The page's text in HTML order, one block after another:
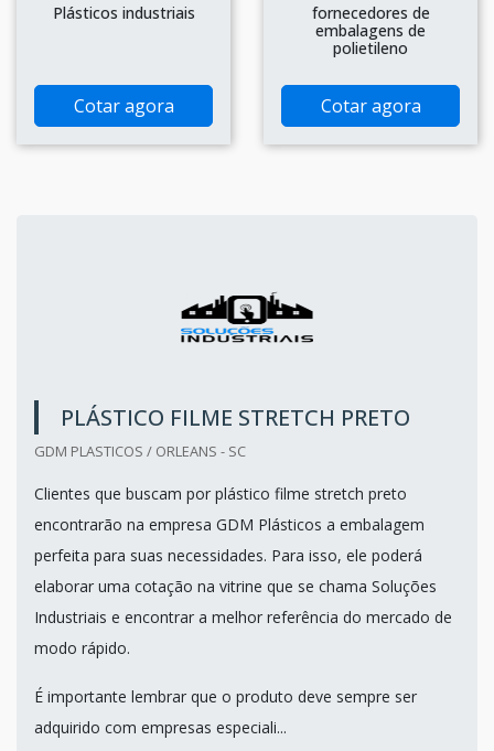
Plásticos industriais
Cotar agora
fornecedores de
embalagens de
polietileno
Cotar agora
PLÁSTICO FILME STRETCH PRETO
GDM PLASTICOS / ORLEANS - SC
Clientes que buscam por plástico filme stretch preto
encontrarão na empresa GDM Plásticos a embalagem
perfeita para suas necessidades. Para isso, ele poderá
elaborar uma cotação na vitrine que se chama Soluções
Industriais e encontrar a melhor referência do mercado de
modo rápido.
É importante lembrar que o produto deve sempre ser
adquirido com empresas especiali...